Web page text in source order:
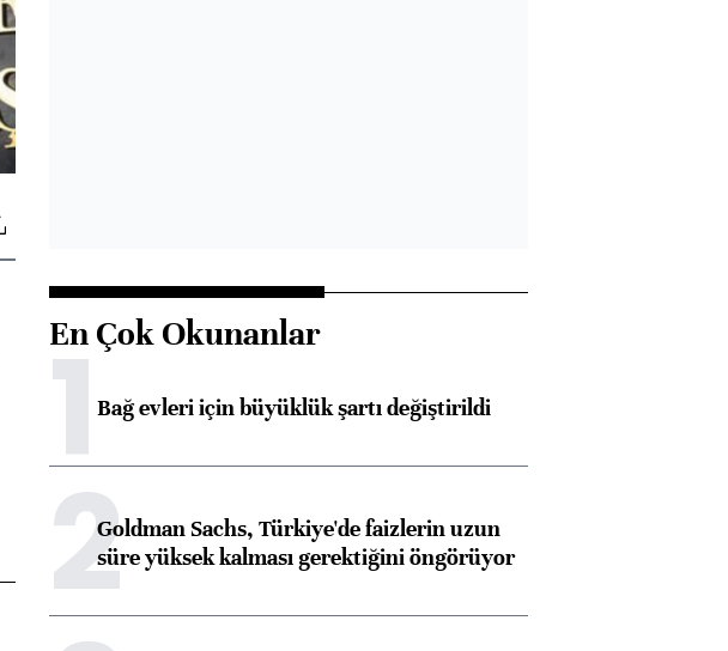
En Çok Okunanlar
1Bağ evleri için büyüklük şartı değiştirildi
2Goldman Sachs, Türkiye'de faizlerin uzun
süre yüksek kalması gerektiğini öngörüyor